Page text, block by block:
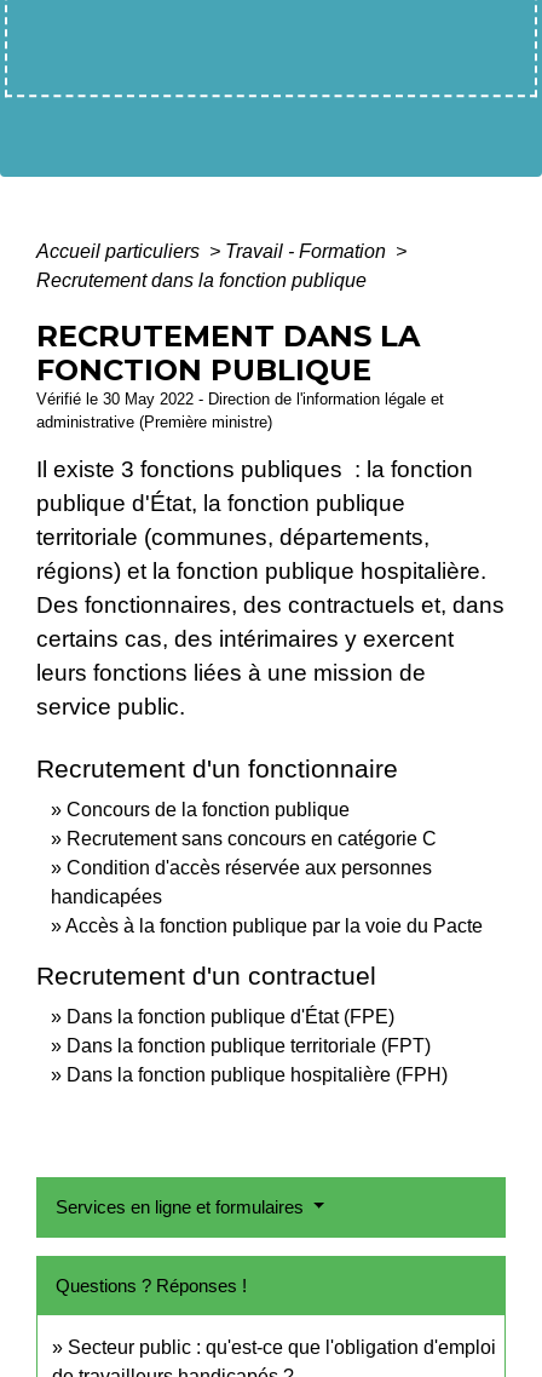
Accueil particuliers > Travail - Formation >
Recrutement dans la fonction publique
RECRUTEMENT DANS LA
FONCTION PUBLIQUE
Vérifié le 30 May 2022 - Direction de l'information légale et
administrative (Première ministre)
Il existe 3 fonctions publiques : la fonction
publique d'État, la fonction publique
territoriale (communes, départements,
régions) et la fonction publique hospitalière.
Des fonctionnaires, des contractuels et, dans
certains cas, des intérimaires y exercent
leurs fonctions liées à une mission de
service public.
Recrutement d'un fonctionnaire
Concours de la fonction publique
Recrutement sans concours en catégorie C
Condition d'accès réservée aux personnes
handicapées
Accès à la fonction publique par la voie du Pacte
Recrutement d'un contractuel
Dans la fonction publique d'État (FPE)
Dans la fonction publique territoriale (FPT)
Dans la fonction publique hospitalière (FPH)
Services en ligne et formulaires
Questions ? Réponses !
Secteur public : qu'est-ce que l'obligation d'emploi